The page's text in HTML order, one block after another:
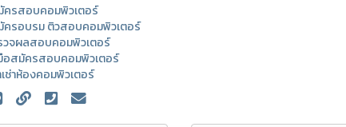
ครสอบคอมพิวเตอร์
ครอบรม ติวสอบคอมพิวเตอร์
วจผลสอบคอมพิวเตอร์
อสมัครสอบคอมพิวเตอร์
ช่าห้องคอมพิวเตอร์